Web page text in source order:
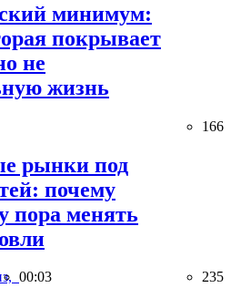
минимум:
покрывает
не
жизнь
166
рынки под
почему
пора менять
00:03 235